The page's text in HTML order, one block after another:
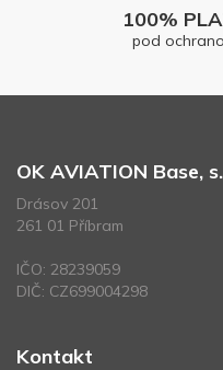
100%
pod
OK AVIATION Base,
Drásov 201
261 01 Příbram
IČO: 28239059
DIČ: CZ699004298
Kontakt